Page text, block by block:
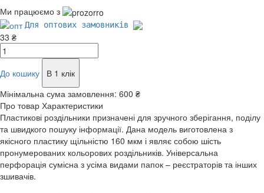
Ми працюємо з
Для оптових замовників
33 ₴
До кошику
В 1 клік
Мінімальна сума замовлення: 600 ₴
Про товар Характеристики
Пластикові роздільники призначені для зручного зберігання, поділу
та швидкого пошуку інформації. Дана модель виготовлена з
якісного пластику щільністю 160 мкм і являє собою шість
пронумерованих кольорових роздільників. Універсальна
перфорація сумісна з усіма видами папок – реєстраторів та інших
зшивачів.